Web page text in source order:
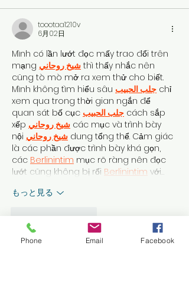
toootaa1210v
6月02日
Mình có lần lướt đọc mấy trao đổi trên
mạng شيخ روحاني thì thấy nhắc nên
cũng tò mò mở ra xem thử cho biết.
Mình không tìm hiểu sâu جلب الحبيب chỉ
xem qua trong thời gian ngắn để
quan sát bố cục جلب الحبيب cách sắp
xếp شيخ روحاني các mục và trình bày
nội شيخ روحاني dung tổng thể. Cảm giác
là các phần được trình bày khá gọn,
các Berlinintim mục rõ ràng nên đọc
lướt cũng không bị rối Berlinintim với…
もっと見る
いいね！ 返信
avanimehtadel.03
Phone Email Facebook